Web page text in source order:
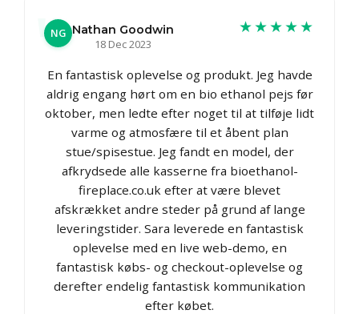
NG Nathan Goodwin
18 Dec 2023
★★★★★
En fantastisk oplevelse og produkt. Jeg havde
aldrig engang hørt om en bio ethanol pejs før
oktober, men ledte efter noget til at tilføje lidt
varme og atmosfære til et åbent plan
stue/spisestue. Jeg fandt en model, der
afkrydsede alle kasserne fra bioethanol-
fireplace.co.uk efter at være blevet
afskrækket andre steder på grund af lange
leveringstider. Sara leverede en fantastisk
oplevelse med en live web-demo, en
fantastisk købs- og checkout-oplevelse og
derefter endelig fantastisk kommunikation
efter købet.